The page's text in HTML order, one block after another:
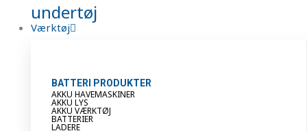
undertøj
Værktøj
BATTERI PRODUKTER
AKKU HAVEMASKINER
AKKU LYS
AKKU VÆRKTØJ
BATTERIER
LADERE